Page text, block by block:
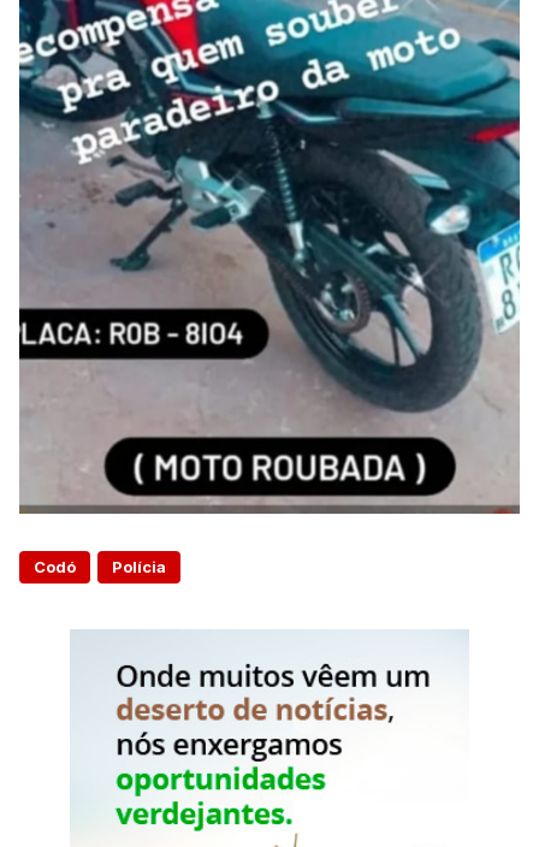
Codó Polícia